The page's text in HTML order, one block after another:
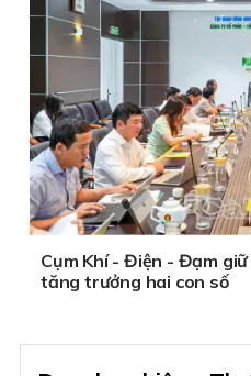
Cụm Khí - Điện - Đạm
tăng trưởng hai con số